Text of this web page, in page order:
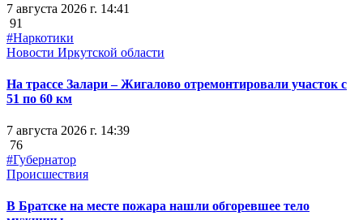
7 августа 2026 г. 14:41
91
#Наркотики
Новости Иркутской области
На трассе Залари – Жигалово отремонтировали участок с
51 по 60 км
7 августа 2026 г. 14:39
76
#Губернатор
Происшествия
В Братске на месте пожара нашли обгоревшее тело